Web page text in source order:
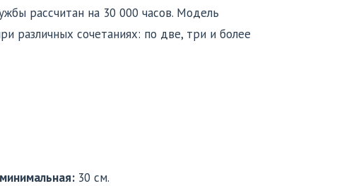
рассчитан на 30 000 часов. Модель
различных сочетаниях: по две, три и более
30 см.